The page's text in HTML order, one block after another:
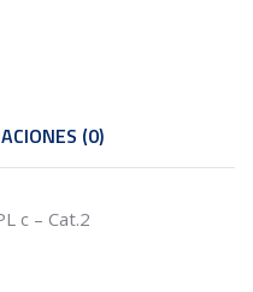
(0)
c – Cat.2